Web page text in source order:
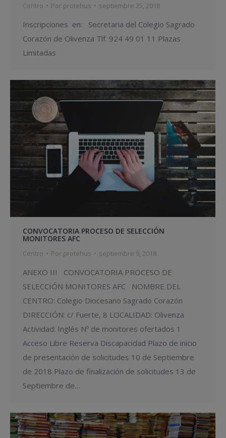
Centro Por protehus septiembre 25, 2018
Inscripciones en: Secretaria del Colegio Sagrado
Corazón de Olivenza Tlf. 924 49 01 11 Plazas
Limitadas
CONVOCATORIA PROCESO DE SELECCIÓN
MONITORES AFC
Centro Por protehus septiembre 9, 2018
ANEXO III CONVOCATORIA PROCESO DE
SELECCIÓN MONITORES AFC NOMBRE DEL
CENTRO: Colegio Diocesano Sagrado Corazón
DIRECCIÓN: c/ Fuerte, 8 LOCALIDAD: Olivenza
Actividad: Inglés Nº de monitores ofertados 1
Acceso Libre Reserva Discapacidad Plazo de inicio
de presentación de solicitudes 10 de Septiembre
de 2018 Plazo de finalización de solicitudes 13 de
Septiembre de…